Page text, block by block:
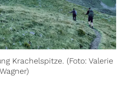
Krachelspitze. (Foto: Valerie
Wagner)